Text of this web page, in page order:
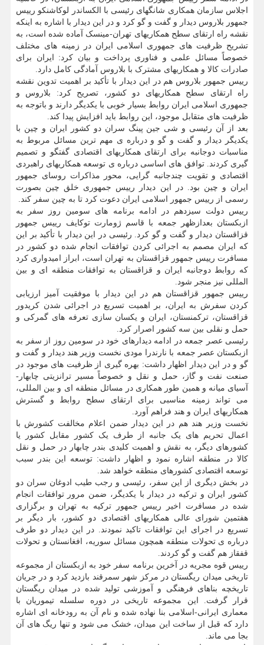
اجلاس سازمان همکاری شانگهای رئیسی با الکساندر لوکاشنکو رییس
جمهور بلاروس دیدار و گفت و گو کرد و در این دیدار با اشاره به اینکه
نقشه راه ارتقای سطح همکاریهای تهران-مینسک آماده شده است، به
تشریح ظرفیت های جمهوری اسلامی ایران در زمینه های مختلف
خصوصاً مسائل علمی و فناوری پرداخت و بیان کرد: ایران برای
صادرات کالا و همکاریهای مشترک با بلاروس آمادگی کامل دارد.
رییس جمهور بلاروس هم در این دیدار با تأکید بر اهمیت تدوین نقشه
راه ارتقای سطح همکاریهای دو کشور، تصریح کرد: بلاروس و
جمهوری اسلامی ایران روابط بسیار خوبی با یکدیگر دارند و باتوجه به
ظرفیت های متقابل موجود، این روابط باید افزایش پیدا کند.
بعد از آن رئیسی و شی جین پینگ سران دو کشور ایران و چین با
یکدیگر دیدار و گفت و گو و درباره ی مهم ترین مسائل مربوط به
مناسبات دوجانبه برای ارتقای همکاریهای اقتصادی گفتگو و تصمیم
گیری کردند. توافق های اساسی درباره ی توسعه همکاریهای راهبردی
اقتصادی و تقویت چندجانبه گرایی، محور مذاکرات روسای جمهور
ایران و چین بود. در این دیدار رییس جمهوری خلق چین بصورت
رسمی از رییس جمهور اسلامی ایران دعوت کرد تا به چین سفر کند.
رییس دولت سیزدهم در ادامه برنامه های سومین روز سفر به
ازبکستان بعدازظهر جمعه با قاسم ژومارت توکایف رییس جمهور
قزاقستان دیدار و گفت و گو کرد. رئیسی در این دیدار با تأکید بر این
که ایران مصمم به اجرائی کردن توافقات انجام شده دو کشور در
مسافرت رییس جمهور قزاقستان به تهران است، ابراز امیدواری کرد
که روابط دوجانبه ایران و قزاقستان به توافقات منطقه ای و بین
المللی نیز منجر شود.
رییس جمهور قزاقستان هم در این دیدار با موفقیت آمیز ارزیابی
کردن سفرش به ایران، بر اهمیت تسریع در اجرائی شدن کریدور
قزاقستان، ترکمنستان، ایران و یکسان سازی تعرفه های گمرکی و
حمل و نقلی بین سه کشور اصرار کرد.
رئیسی عصر جمعه در ادامه دیدارهای خود در سومین روز از سفر به
ازبکستان عصر جمعه با نارندرا مودی نخست وزیر هند دیدار و گفت و
گو و در این دیدار اظهار داشت: بهره گیری از ظرفیت های موجود در
صنعت نفت و گاز، حمل و نقل و خصوصاً مسیر ترانزیتی چابهار-
آسیای میانه و همین طور همکاری در مسائل منطقه ای و بین المللی،
می تواند زمینه مناسبی برای ارتقای سطح روابط و گسترش
همکاریهای ایران و هند فراهم آورد.
نخست وزیر هند هم در این دیدار ضمن اعلام مخالفت کشورش با
اعمال تحریم های یک جانبه از طرف یک کشور مقابل کشور یا
کشورهای دیگر، به نقش و اهمیت کلیدی بندر چابهار در حمل و نقل
کالا در منطقه اشاره نمود و اظهار داشت: توسعه این بندر سبب
توسعه اقتصادی کشورهای منطقه خواهد شد.
در بخش دیگری از این سفر، رئیسی و رجب طیب ادوغان سران دو
کشور ایران و ترکیه در دیدار با یکدیگر، ضمن مرور توافقات انجام
شده در مسافرت اخیر رییس جمهور ترکیه به تهران و برگزاری
هفتمین شورای عالی همکاریهای اقتصادی دو کشور، بار دیگر بر
تسریع در اجرای این توافقات تاکید نمودند. در این دیدار دو طرف
درباره ی تحولات منطقه همچون مسائل سوریه، افغانستان و تحولات
قفقاز هم گفت و گو کردند.
رییس قوه مجریه در آخرین برنامه سفر خود به ازبکستان از مجموعه
تاریخی میدان ریگستان در مرکز شهر سمرقند بازدید کرد و در جریان
تاریخچه بناهای فرهنگی و آموزشی تولید شده در میدان ریگستان
قرار گرفت. این مجموعه تاریخی در دوره سلسله تیموریان با
معماری ایرانی-اسلامی بنا نهاده شده و نام آن به رودخانه ای اشاره
دارد که قبل از ساخت این میدان، خشک می شود و تنها ریگ های آن
بجا می ماند.